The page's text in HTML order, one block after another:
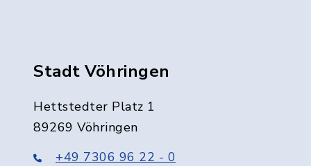
Stadt Vöhringen
Hettstedter Platz 1
89269 Vöhringen
+49 7306 96 22 - 0